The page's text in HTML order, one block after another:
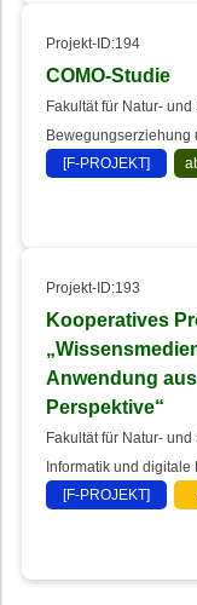
Projekt-ID:194
COMO-Studie
Fakultät für Natur-
Bewegungserziehung
[F-PROJEKT]
Projekt-ID:193
Kooperatives
Anwendung
Perspektive“
Fakultät für Natur-
Informatik und digitale
[F-PROJEKT]